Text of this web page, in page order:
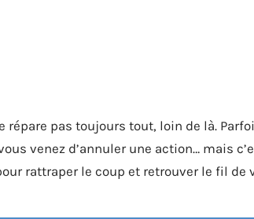
répare pas toujours tout, loin de là.
venez d’annuler une action… mais
rattraper le coup et retrouver le fil